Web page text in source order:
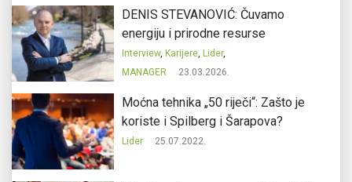
DENIS STEVANOVIĆ: Čuvamo
energiju i prirodne resurse
Interview, Karijere, Lider,
MANAGER
23.03.2026.
Moćna tehnika „50 riječi“: Zašto je
koriste i Spilberg i Šarapova?
Lider 25.07.2022.